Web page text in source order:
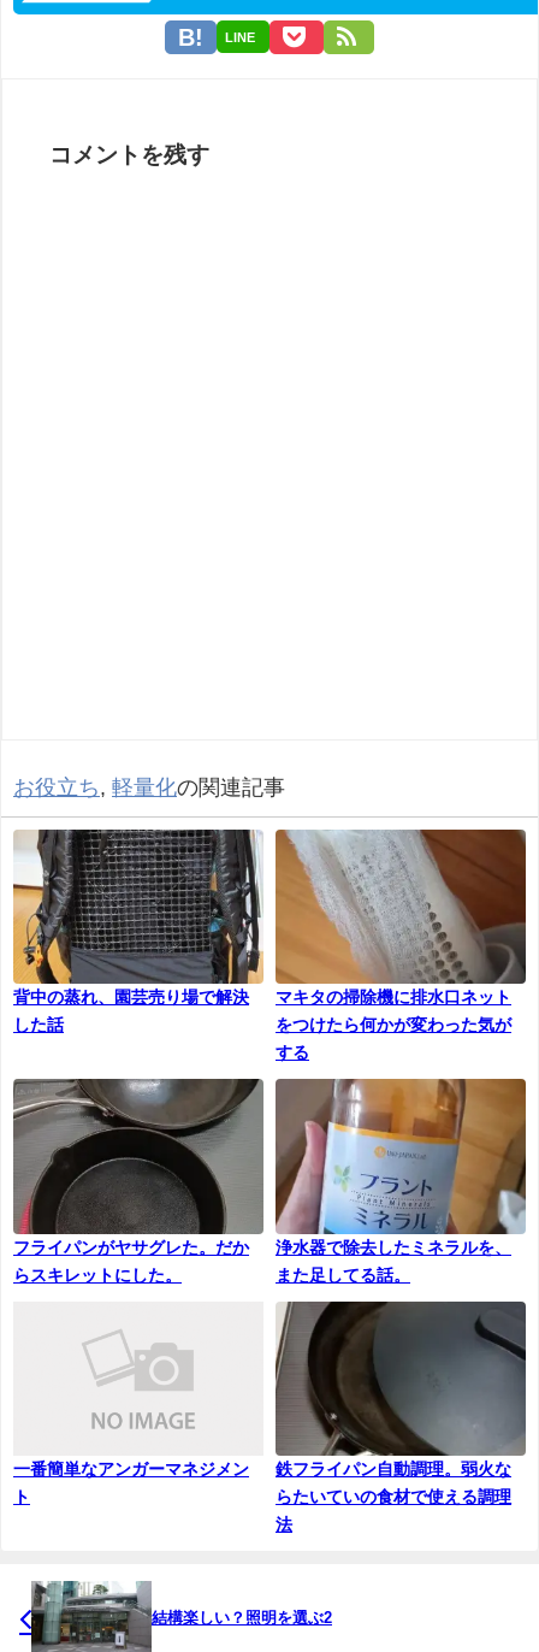
LINE
コメントを残す
お役立ち, 軽量化の関連記事
背中の蒸れ、園芸売り場で解決
した話
マキタの掃除機に排水口ネット
をつけたら何かが変わった気が
する
フライパンがヤサグレた。だか
らスキレットにした。
浄水器で除去したミネラルを、
また足してる話。
一番簡単なアンガーマネジメン
ト
鉄フライパン自動調理。弱火な
らたいていの食材で使える調理
法
結構楽しい？照明を選ぶ2